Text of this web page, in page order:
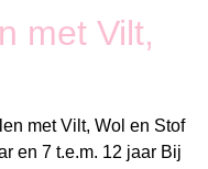
met Vilt,
met Vilt, Wol en Stof
en 7 t.e.m. 12 jaar Bij